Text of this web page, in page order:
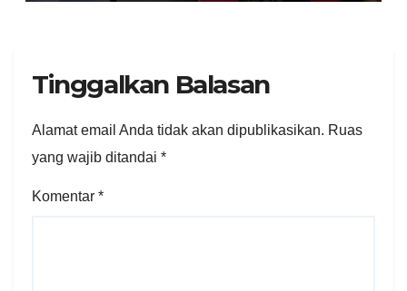
Tinggalkan Balasan
Alamat email Anda tidak akan dipublikasikan. Ruas
yang wajib ditandai *
Komentar *